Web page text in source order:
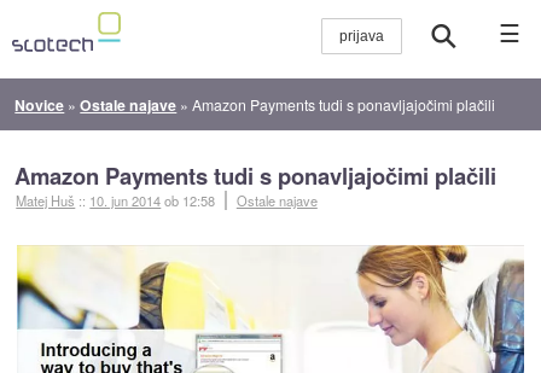
☰
Novice »Ostale najave »Amazon Payments tudi s ponavljajočimi plačili
Amazon Payments tudi s ponavljajočimi plačili
Matej Huš :: 10. jun 2014ob 12:58 Ostale najave